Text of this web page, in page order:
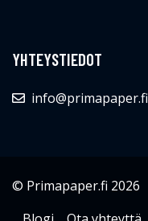
YHTEYSTIEDOT
info@primapaper.fi
© Primapaper.fi 2026